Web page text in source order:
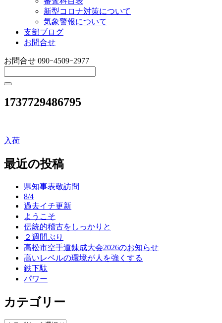
新型コロナ対策について
気象警報について
支部ブログ
お問合せ
お問合せ 090ｰ4509ｰ2977
1737729486795
投
稿
入荷
最近の投稿
県知事表敬訪問
8/4
過去イチ更新
ようこそ
伝統的稽古をしっかりと
２週間ぶり
高松市空手道錬成大会2026のお知らせ
高いレベルの環境が人を強くする
鉄下駄
パワー
カテゴリー